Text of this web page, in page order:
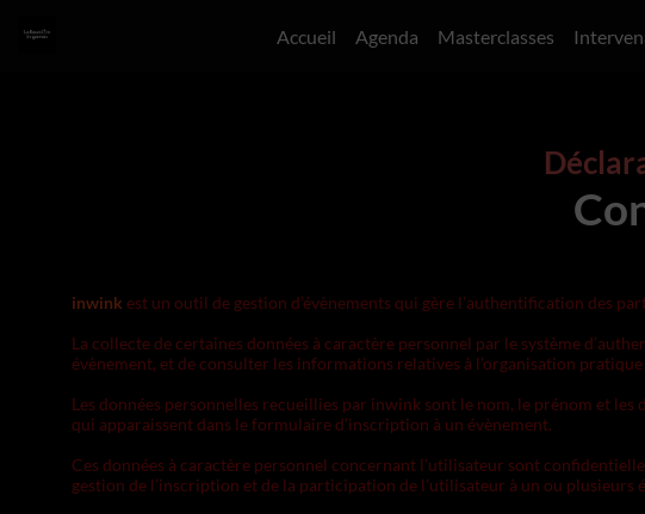
Accueil Agenda Masterclasses
inwink est un outil de gestion d’évènements qui gère l’authentification des
La collecte de certaines données à caractère personnel par le système
évènement, et de consulter les informations relatives à l’organisation
Les données personnelles recueillies par inwink sont le nom, le prénom et les
qui apparaissent dans le formulaire d’inscription à un évènement.
Ces données à caractère personnel concernant l’utilisateur sont
gestion de l’inscription et de la participation de l’utilisateur à un ou plusieurs